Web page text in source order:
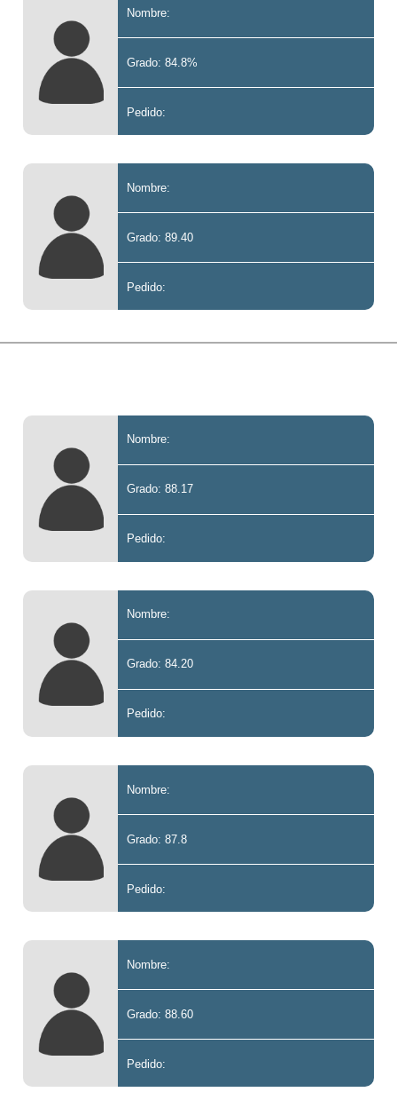
Nombre:
Grado: 84.8%
Pedido:
Nombre:
Grado: 89.40
Pedido:
Nombre:
Grado: 88.17
Pedido:
Nombre:
Grado: 84.20
Pedido:
Nombre:
Grado: 87.8
Pedido:
Nombre:
Grado: 88.60
Pedido: